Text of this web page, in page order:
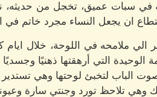
سبات عميق، تخجل من حديثه،
ان يجعل النساء مجرد خاتم في
الي ملامحه في اللوحة، خلال
الوحيدة التي أرهقتها ذهنيًا
الباب لتخبئ لوحتها وهي تستدير
وهي تلاحظ تورد وجنتي سارة